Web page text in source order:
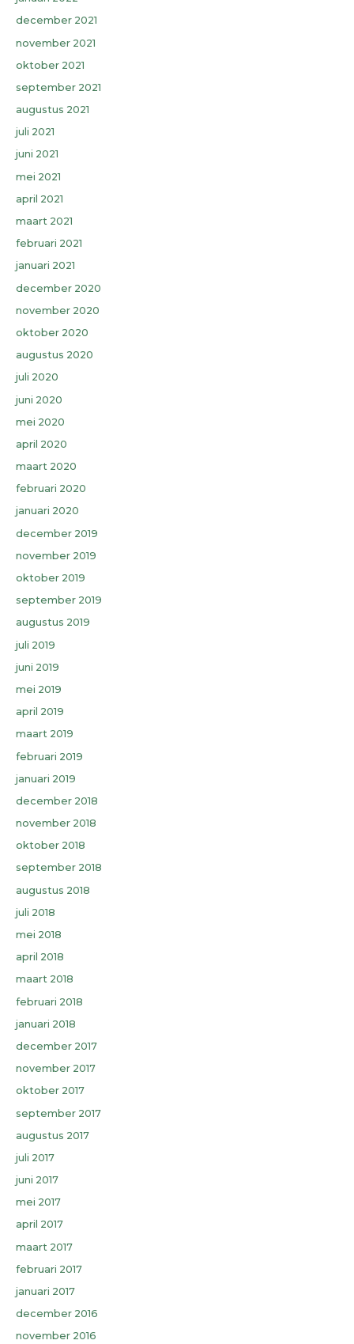
december 2021
november 2021
oktober 2021
september 2021
augustus 2021
juli 2021
juni 2021
mei 2021
april 2021
maart 2021
februari 2021
januari 2021
december 2020
november 2020
oktober 2020
augustus 2020
juli 2020
juni 2020
mei 2020
april 2020
maart 2020
februari 2020
januari 2020
december 2019
november 2019
oktober 2019
september 2019
augustus 2019
juli 2019
juni 2019
mei 2019
april 2019
maart 2019
februari 2019
januari 2019
december 2018
november 2018
oktober 2018
september 2018
augustus 2018
juli 2018
mei 2018
april 2018
maart 2018
februari 2018
januari 2018
december 2017
november 2017
oktober 2017
september 2017
augustus 2017
juli 2017
juni 2017
mei 2017
april 2017
maart 2017
februari 2017
januari 2017
december 2016
november 2016